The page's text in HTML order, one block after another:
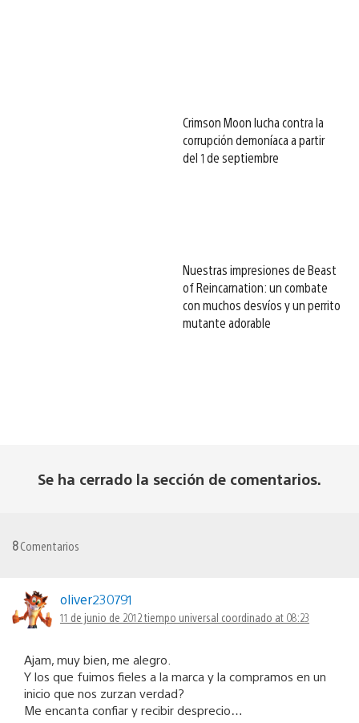
Crimson Moon lucha contra la
corrupción demoníaca a partir
del 1 de septiembre
Nuestras impresiones de Beast
of Reincarnation: un combate
con muchos desvíos y un perrito
mutante adorable
Se ha cerrado la sección de comentarios.
8Comentarios
oliver230791
11 de junio de 2012 tiempo universal coordinado at 08:23
Ajam, muy bien, me alegro.
Y los que fuimos fieles a la marca y la compramos en un
inicio que nos zurzan verdad?
Me encanta confiar y recibir desprecio…